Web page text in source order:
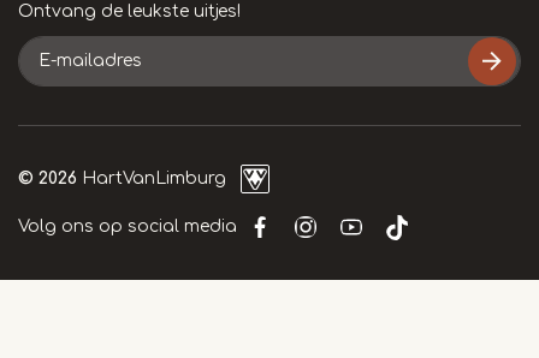
Ontvang de leukste uitjes!
E-
mailadres
© 2026 HartVanLimburg
Volg ons op social media